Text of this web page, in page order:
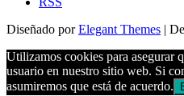
Diseñado porElegant Themes |
Utilizamos cookies para asegurar
usuario en nuestro sitio web. Si
asumiremos que está de acuerdo.